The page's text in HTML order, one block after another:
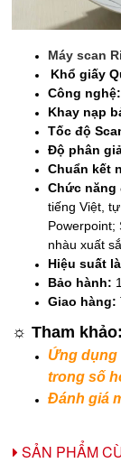
Máy scan
Khổ giấy
Công nghệ:
Khay nạp
Tốc độ
Độ phân
Chuẩn kết
Chức năng
tiếng Việt, t
Powerpoint;
nhàu xuất
Hiệu suất
Bảo hành:
Giao hàng:
☼ Tham khảo:
Ứng dụng
trong số
Đánh giá
SẢN PHẨM